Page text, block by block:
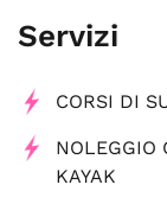
Servizi
CORSI DI
NOLEGGIO
KAYAK